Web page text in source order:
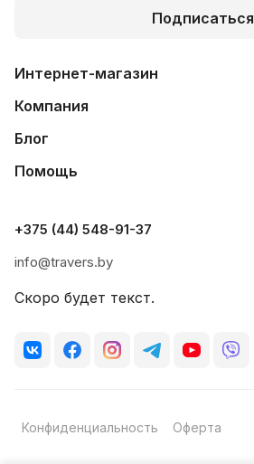
Подписаться
Интернет-магазин
Компания
Блог
Помощь
+375 (44) 548-91-37
info@travers.by
Скоро будет текст.
Конфиденциальность Оферта